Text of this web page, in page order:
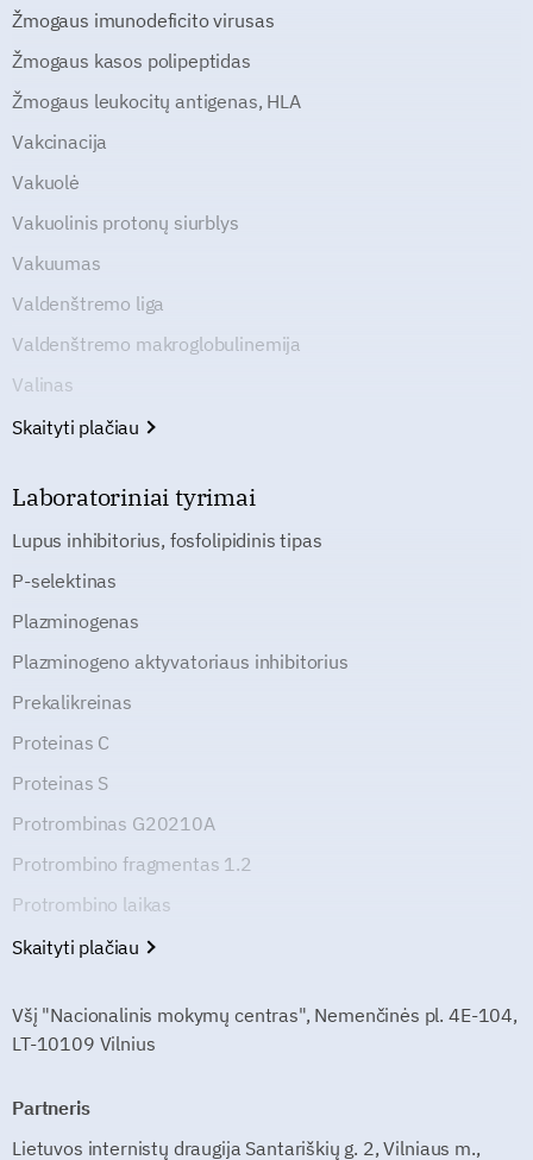
Žmogaus imunodeficito virusas
Žmogaus kasos polipeptidas
Žmogaus leukocitų antigenas, HLA
Vakcinacija
Vakuolė
Vakuolinis protonų siurblys
Vakuumas
Valdenštremo liga
Valdenštremo makroglobulinemija
Valinas
Skaityti plačiau
Laboratoriniai tyrimai
Lupus inhibitorius, fosfolipidinis tipas
P-selektinas
Plazminogenas
Plazminogeno aktyvatoriaus inhibitorius
Prekalikreinas
Proteinas C
Proteinas S
Protrombinas G20210A
Protrombino fragmentas 1.2
Protrombino laikas
Skaityti plačiau
Všį "Nacionalinis mokymų centras", Nemenčinės pl. 4E-104,
LT-10109 Vilnius
Partneris
Lietuvos internistų draugija Santariškių g. 2, Vilniaus m.,